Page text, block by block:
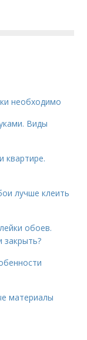
необходимо
Виды
квартире.
лучше клеить
обоев.
закрыть?
материалы